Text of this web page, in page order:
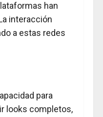
han
interacción
a estas redes
para
looks completos,